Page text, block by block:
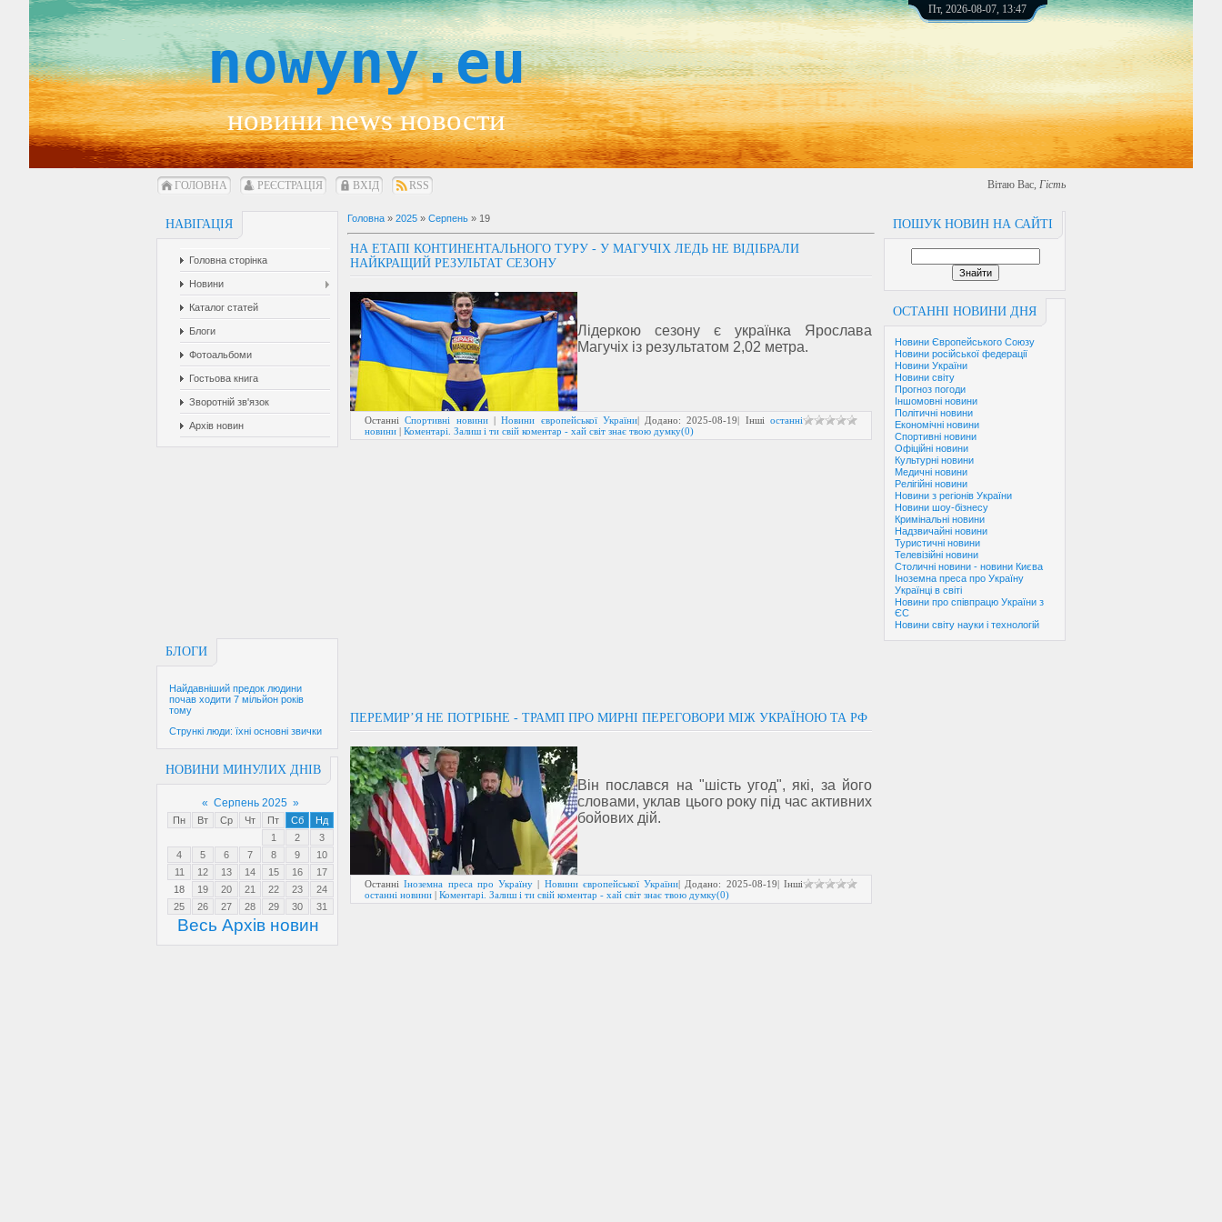
nowyny.eu
новини news новости
Пт, 2026-08-07, 13:47
ГОЛОВНА РЕЄСТРАЦІЯ ВХІД RSS Вітаю Вас, Гість
НАВІГАЦІЯ
Головна сторінка
Новини
Каталог статей
Блоги
Фотоальбоми
Гостьова книга
Зворотній зв'язок
Архів новин
БЛОГИ
Найдавніший предок людини
почав ходити 7 мільйон років
тому
Стрункі люди: їхні основні звички
НОВИНИ МИНУЛИХ ДНІВ
« Серпень 2025 »
Пн Вт Ср Чт Пт Сб
Нд
1
2
3
4
5 6 7 8 9
10
11
12 13 14 15 16
17
18
19 20 21 22 23
24
25
26 27 28 29 30 31
Весь Архів новин
ПОШУК НОВИН НА САЙТІ
ОСТАННІ НОВИНИ ДНЯ
Новини Європейського Союзу
Новини російської федерації
Новини України
Новини світу
Прогноз погоди
Іншомовні новини
Політичні новини
Економічні новини
Спортивні новини
Офіційні новини
Культурні новини
Медичні новини
Релігійні новини
Новини з регіонів України
Новини шоу-бізнесу
Кримінальні новини
Надзвичайні новини
Туристичні новини
Телевізійні новини
Столичні новини - новини Києва
Іноземна преса про Україну
Українці в світі
Новини про співпрацю України з
ЄС
Новини світу науки і технологій
Головна » 2025 » Серпень » 19
НА ЕТАПІ КОНТИНЕНТАЛЬНОГО ТУРУ - У МАГУЧІХ ЛЕДЬ НЕ ВІДІБРАЛИ
НАЙКРАЩИЙ РЕЗУЛЬТАТ СЕЗОНУ
Лідеркою сезону є українка Ярослава
Магучіх із результатом 2,02 метра.
ОстанніСпортивні новини|Новини європейської України| Додано:2025-08-19| Іншіостанні
новини | Коментарі. Залиш і ти свій коментар - хай світ знає твою думку(0)
ПЕРЕМИР’Я НЕ ПОТРІБНЕ - ТРАМП ПРО МИРНІ ПЕРЕГОВОРИ МІЖ УКРАЇНОЮ ТА РФ
Він послався на "шість угод", які, за його
словами, уклав цього року під час активних
бойових дій.
ОстанніІноземна преса про Україну | Новини європейської України| Додано: 2025-08-19| Інші
останні новини | Коментарі. Залиш і ти свій коментар - хай світ знає твою думку(0)